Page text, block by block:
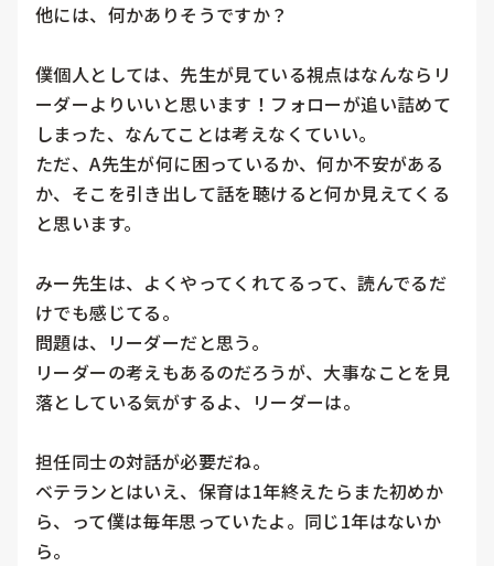
他には、何かありそうですか？
僕個人としては、先生が見ている視点はなんならリ
ーダーよりいいと思います！フォローが追い詰めて
しまった、なんてことは考えなくていい。
ただ、A先生が何に困っているか、何か不安がある
か、そこを引き出して話を聴けると何か見えてくる
と思います。
みー先生は、よくやってくれてるって、読んでるだ
けでも感じてる。
問題は、リーダーだと思う。
リーダーの考えもあるのだろうが、大事なことを見
落としている気がするよ、リーダーは。
担任同士の対話が必要だね。
ベテランとはいえ、保育は1年終えたらまた初めか
ら、って僕は毎年思っていたよ。同じ1年はないか
ら。